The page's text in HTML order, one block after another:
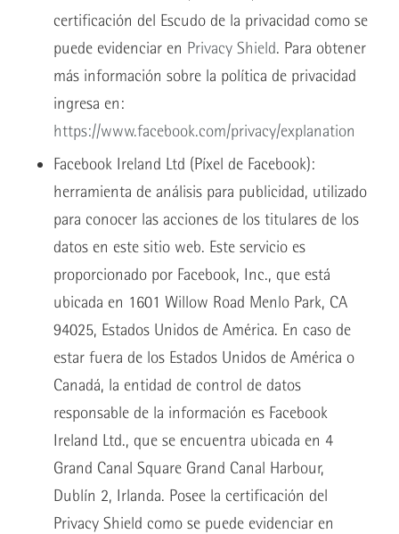
certificación del Escudo de la privacidad como se
puede evidenciar en Privacy Shield. Para obtener
más información sobre la política de privacidad
ingresa en:
https://www.facebook.com/privacy/explanation
Facebook Ireland Ltd (Píxel de Facebook):
herramienta de análisis para publicidad, utilizado
para conocer las acciones de los titulares de los
datos en este sitio web. Este servicio es
proporcionado por Facebook, Inc., que está
ubicada en 1601 Willow Road Menlo Park, CA
94025, Estados Unidos de América. En caso de
estar fuera de los Estados Unidos de América o
Canadá, la entidad de control de datos
responsable de la información es Facebook
Ireland Ltd., que se encuentra ubicada en 4
Grand Canal Square Grand Canal Harbour,
Dublín 2, Irlanda. Posee la certificación del
Privacy Shield como se puede evidenciar en